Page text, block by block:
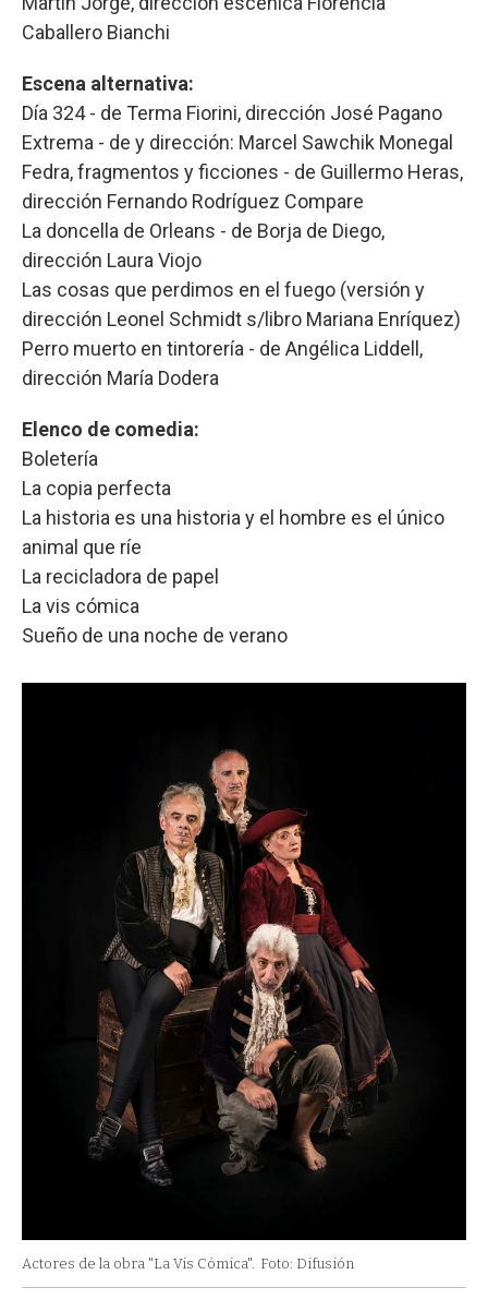
Caballero Bianchi
Escena alternativa:
Día 324 - de Terma Fiorini, dirección José Pagano
Extrema - de y dirección: Marcel Sawchik Monegal
Fedra, fragmentos y ficciones - de Guillermo Heras,
dirección Fernando Rodríguez Compare
La doncella de Orleans - de Borja de Diego,
dirección Laura Viojo
Las cosas que perdimos en el fuego (versión y
dirección Leonel Schmidt s/libro Mariana Enríquez)
Perro muerto en tintorería - de Angélica Liddell,
dirección María Dodera
Elenco de comedia:
Boletería
La copia perfecta
La historia es una historia y el hombre es el único
animal que ríe
La recicladora de papel
La vis cómica
Sueño de una noche de verano
Actores de la obra "La Vis Cómica". Foto: Difusión